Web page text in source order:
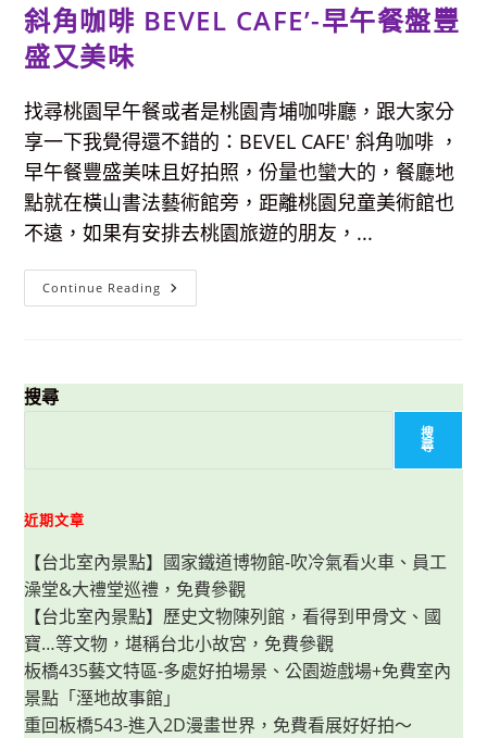
斜角咖啡 BEVEL CAFE’-早午餐盤豐
盛又美味
找尋桃園早午餐或者是桃園青埔咖啡廳，跟大家分
享一下我覺得還不錯的：BEVEL CAFE' 斜角咖啡 ，
早午餐豐盛美味且好拍照，份量也蠻大的，餐廳地
點就在橫山書法藝術館旁，距離桃園兒童美術館也
不遠，如果有安排去桃園旅遊的朋友，...
Continue Reading 斜
角
搜尋
搜
尋
近期文章
【台北室內景點】國家鐵道博物館-吹冷氣看火車、員工
澡堂&大禮堂巡禮，免費參觀
【台北室內景點】歷史文物陳列館，看得到甲骨文、國
寶…等文物，堪稱台北小故宮，免費參觀
板橋435藝文特區-多處好拍場景、公園遊戲場+免費室內
景點「溼地故事館」
重回板橋543-進入2D漫畫世界，免費看展好好拍～